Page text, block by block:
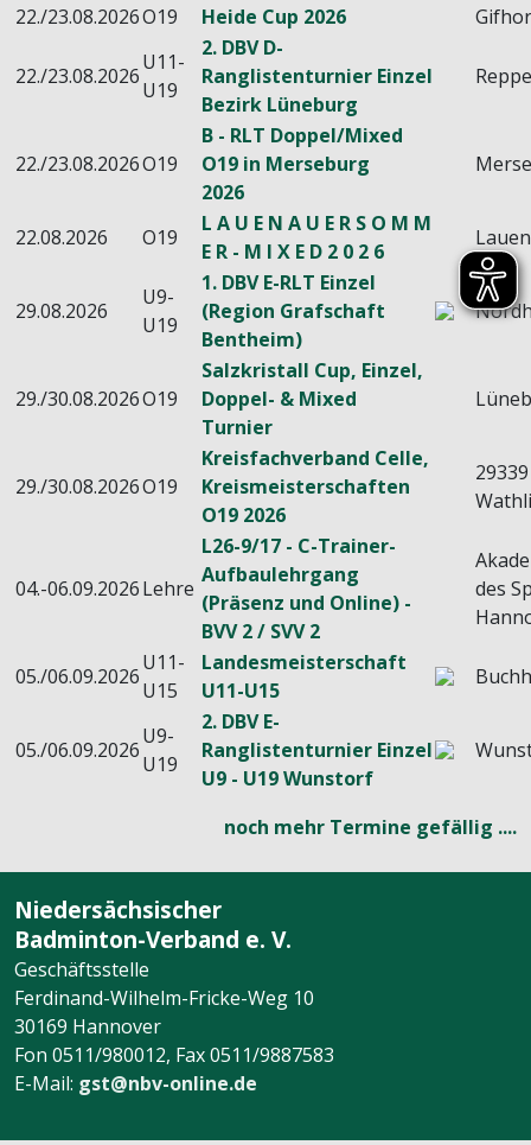
22./23.08.2026O19 Heide Cup 2026
22./23.08.2026
U11-
U19
2. DBV D-
Ranglistenturnier Einzel
Bezirk Lüneburg
22./23.08.2026O19
B - RLT Doppel/Mixed
O19 in Merseburg
2026
22.08.2026 O19
L A U E N A U E R S O M M
E R - M I X E D 2 0 2 6
29.08.2026
U9-
U19
1. DBV E-RLT Einzel
(Region Grafschaft
Bentheim)
29./30.08.2026O19
Salzkristall Cup, Einzel,
Doppel- & Mixed
Turnier
29./30.08.2026O19
Kreisfachverband Celle,
Kreismeisterschaften
O19 2026
29339
04.-06.09.2026Lehre
L26-9/17 - C-Trainer-
Aufbaulehrgang
(Präsenz und Online) -
BVV 2 / SVV 2
des
05./06.09.2026
U11-
U15
Landesmeisterschaft
U11-U15
05./06.09.2026
U9-
U19
2. DBV E-
Ranglistenturnier Einzel
U9 - U19 Wunstorf
noch mehr Termine gefällig ....
Niedersächsischer
Badminton-Verband e. V.
Geschäftsstelle
Ferdinand-Wilhelm-Fricke-Weg 10
30169 Hannover
Fon 0511/980012, Fax 0511/9887583
E-Mail: gst@nbv-online.de